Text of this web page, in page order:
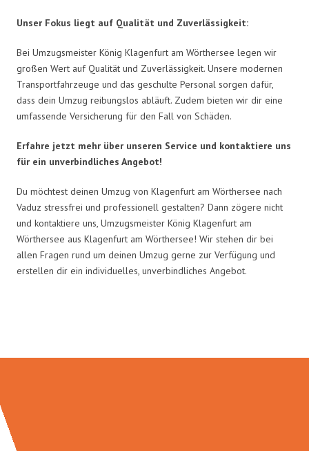
Unser Fokus liegt auf Qualität und Zuverlässigkeit:
Bei Umzugsmeister König Klagenfurt am Wörthersee legen wir
großen Wert auf Qualität und Zuverlässigkeit. Unsere modernen
Transportfahrzeuge und das geschulte Personal sorgen dafür,
dass dein Umzug reibungslos abläuft. Zudem bieten wir dir eine
umfassende Versicherung für den Fall von Schäden.
Erfahre jetzt mehr über unseren Service und kontaktiere uns
für ein unverbindliches Angebot!
Du möchtest deinen Umzug von Klagenfurt am Wörthersee nach
Vaduz stressfrei und professionell gestalten? Dann zögere nicht
und kontaktiere uns, Umzugsmeister König Klagenfurt am
Wörthersee aus Klagenfurt am Wörthersee! Wir stehen dir bei
allen Fragen rund um deinen Umzug gerne zur Verfügung und
erstellen dir ein individuelles, unverbindliches Angebot.